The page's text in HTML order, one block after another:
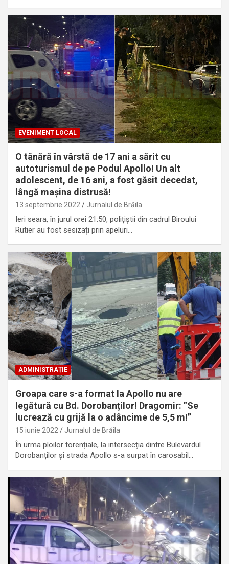
EVENIMENT LOCAL
O tânără în vârstă de 17 ani a sărit cu
autoturismul de pe Podul Apollo! Un alt
adolescent, de 16 ani, a fost găsit decedat,
lângă mașina distrusă!
13 septembrie 2022 Jurnalul de Brăila
Ieri seara, în jurul orei 21:50, polițiștii din cadrul Biroului
Rutier au fost sesizați prin apeluri…
ADMINISTRAȚIE
Groapa care s-a format la Apollo nu are
legătură cu Bd. Dorobanților! Dragomir: ”Se
lucrează cu grijă la o adâncime de 5,5 m!”
15 iunie 2022 Jurnalul de Brăila
În urma ploilor torențiale, la intersecția dintre Bulevardul
Dorobanților și strada Apollo s-a surpat în carosabil…